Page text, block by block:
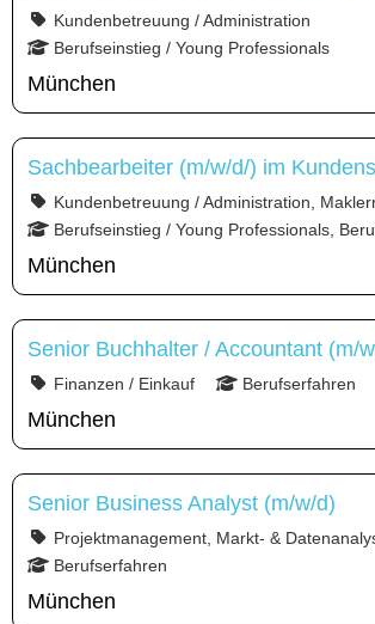
Kundenbetreuung / Administration
Berufseinstieg / Young Professionals
München
Sachbearbeiter (m/w/d/) im
Kundenbetreuung / Administration,
Berufseinstieg / Young Professionals,
München
Senior Buchhalter / Accountant (m/
Finanzen / Einkauf Berufserfahren
München
Senior Business Analyst (m/w/d)
Projektmanagement, Markt- &
Berufserfahren
München